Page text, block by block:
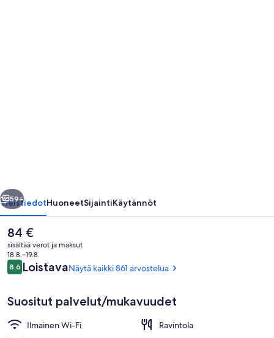
Aamiainen, lounas ja illallinen
Seuraava
59+
YleistiedotHuoneetSijaintiKäytännöt
Nykyinen
hinta
on
84 €
84 €
sisältää verot ja maksut
18.8.–19.8.
Arvostelut
8,68,6 kautta 10.
LoistavaNäytä kaikki 861 arvostelua
Suositut palvelut/mukavuudet
Ilmainen Wi-Fi
Ravintola